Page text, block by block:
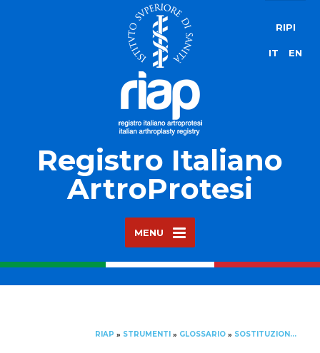
Registro Italiano
ArtroProtesi
MENU
RIPI
IT EN
RIAP » STRUMENTI » GLOSSARIO » SOSTITUZIONE TOTALE (GINOCCHIO)